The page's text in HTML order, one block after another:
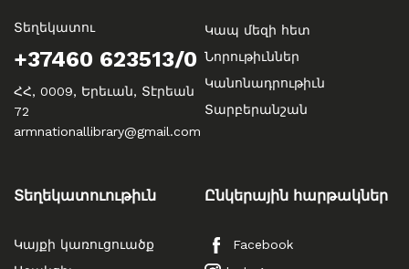
Տեղեկատու
+37460 623513/0
ՀՀ, 0009, Երեւան, Տէրեան
72
armnationallibrary@gmail.com
Կապ մեզի հետ
Նորութիւններ
Կանոնադրութիւն
Տարբերանշան
Տեղեկատուութիւն
Կայքի կառուցուածք
Ընկերային հարթակներ
Facebook